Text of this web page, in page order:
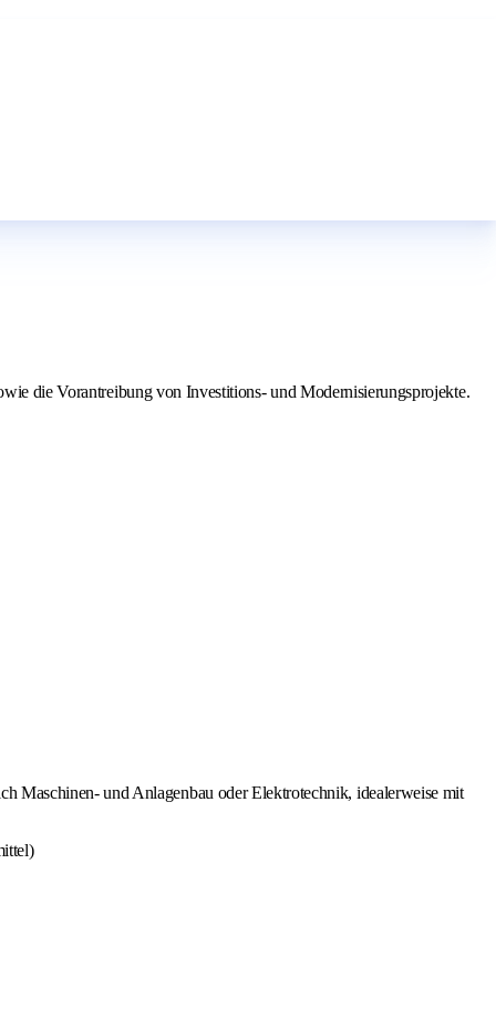
die Vorantreibung von Investitions- und Modernisierungsprojekte.
Maschinen- und Anlagenbau oder Elektrotechnik, idealerweise mit